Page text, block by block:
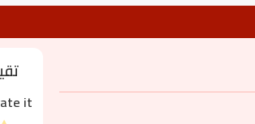
it!